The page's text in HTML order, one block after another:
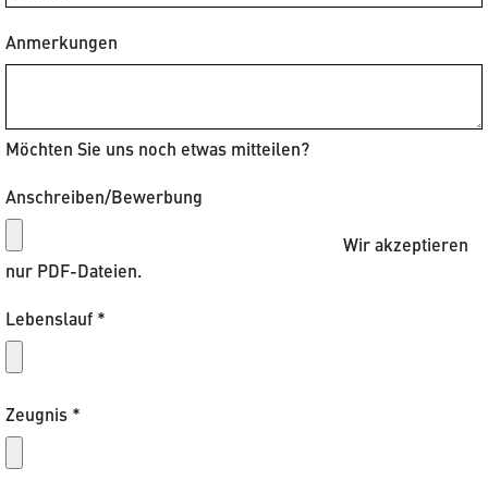
Anmerkungen
Möchten Sie uns noch etwas mitteilen?
Anschreiben/Bewerbung
Wir akzeptieren
nur PDF-Dateien.
Lebenslauf *
Zeugnis *